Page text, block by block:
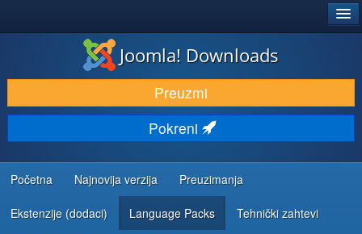
PREUZIMANJE I PROŠIRENJA (EKSTENZIJE)
OTKRIJTE I NAUČITE
ZAJEDNICA I PODRŠKA
RESURSI ZA RAZVOJ
Joomla! Downloads
Preuzmi
Pokreni
Početna Najnovija verzija Preuzimanja
Ekstenzije (dodaci) Language Packs Tehnički zahtevi